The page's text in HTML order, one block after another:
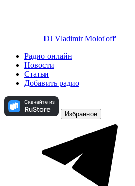
DJ Vladimir Molot'off'
Радио онлайн
Новости
Статьи
Добавить радио
Избранное